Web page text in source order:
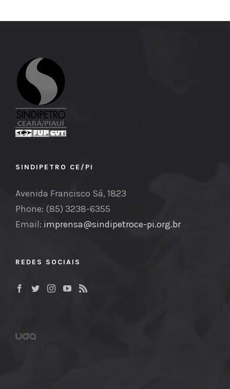
SINDIPETRO CE/PI
Avenida Francisco Sá, 1823
Phone: (85) 3238-6355
Email: imprensa@sindipetroce-pi.org.br
REDES SOCIAIS